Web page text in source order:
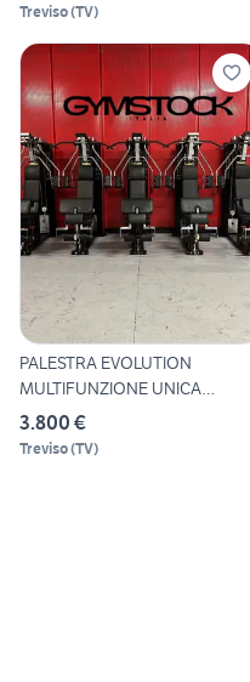
Treviso(TV)
PALESTRA EVOLUTION
MULTIFUNZIONE UNICA
TECHNOGYM
3.800 €
Treviso(TV)